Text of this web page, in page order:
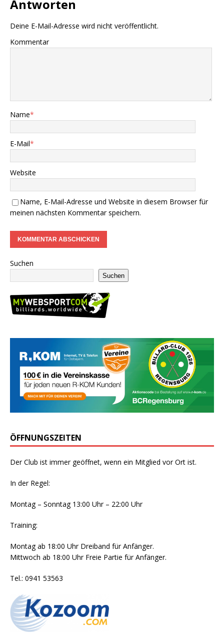
Antworten
Deine E-Mail-Adresse wird nicht veröffentlicht.
Kommentar
Name*
E-Mail*
Website
Name, E-Mail-Adresse und Website in diesem Browser für
meinen nächsten Kommentar speichern.
Suchen
Suchen
ÖFFNUNGSZEITEN
Der Club ist immer geöffnet, wenn ein Mitglied vor Ort ist.
In der Regel:
Montag – Sonntag 13:00 Uhr – 22:00 Uhr
Training:
Montag ab 18:00 Uhr Dreiband für Anfänger.
Mittwoch ab 18:00 Uhr Freie Partie für Anfänger.
Tel.: 0941 53563